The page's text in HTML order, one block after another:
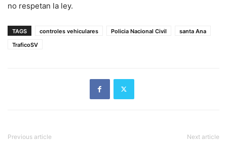
no respetan la ley.
TAGS controles vehiculares Policia Nacional Civil
santa Ana
TraficoSV
Previous article Next article